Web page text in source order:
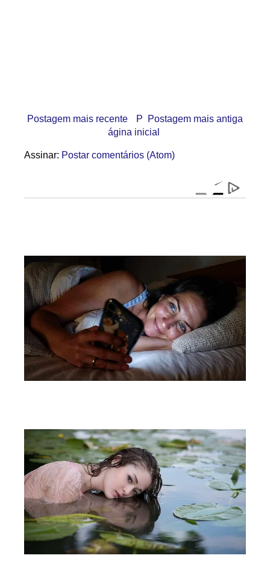
Postagem mais recente Postagem mais antiga
P
ágina inicial
Assinar: Postar comentários (Atom)